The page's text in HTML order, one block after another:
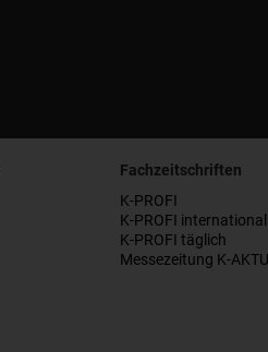
Fachzeitschriften
K-PROFI
K-PROFI international
K-PROFI täglich
Messezeitung K-